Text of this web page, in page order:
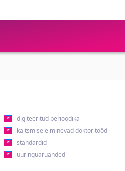
digiteeritud perioodika
kaitsmisele minevad doktoritööd
standardid
uuringuaruanded